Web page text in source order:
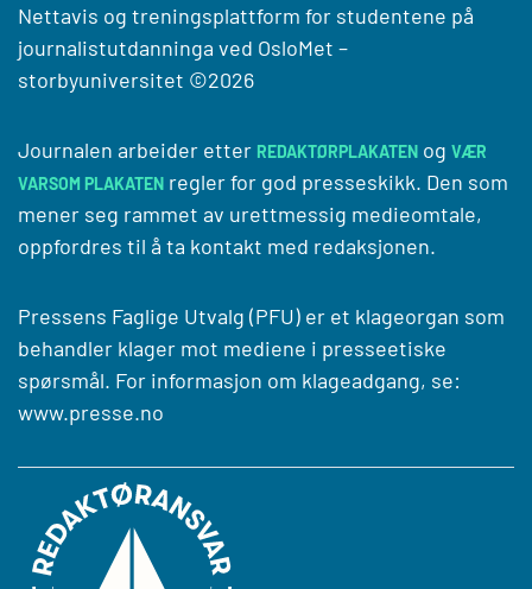
Nettavis og treningsplattform for studentene på
journalistutdanninga ved OsloMet –
storbyuniversitet ©2026
Journalen arbeider etter REDAKTØRPLAKATEN og VÆR
VARSOM PLAKATEN regler for god presseskikk. Den som
mener seg rammet av urettmessig medieomtale,
oppfordres til å ta kontakt med redaksjonen.
Pressens Faglige Utvalg (PFU) er et klageorgan som
behandler klager mot mediene i presseetiske
spørsmål. For informasjon om klageadgang, se:
www.presse.no